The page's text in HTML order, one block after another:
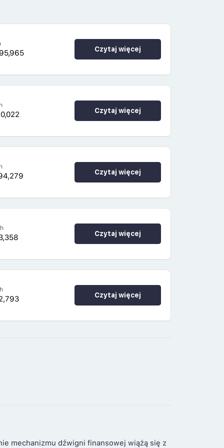
Czytaj więcej
Czytaj więcej
Czytaj więcej
Czytaj więcej
Czytaj więcej
mechanizmu dźwigni finansowej wiążą się z